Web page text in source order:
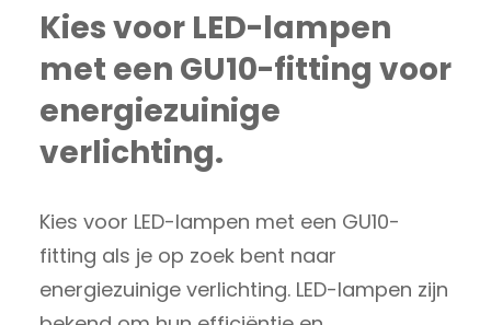
Kies voor LED-lampen
met een GU10-fitting voor
energiezuinige
verlichting.
Kies voor LED-lampen met een GU10-
fitting als je op zoek bent naar
energiezuinige verlichting. LED-lampen zijn